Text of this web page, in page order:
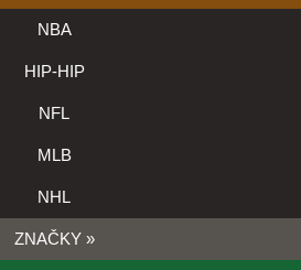
NBA
HIP-HIP
NFL
MLB
NHL
ZNAČKY »